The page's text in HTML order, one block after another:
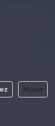
Mucur